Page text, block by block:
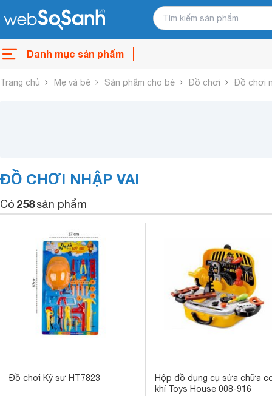
Danh mục sản phẩm
Trang chủ Mẹ và bé Sản phẩm cho bé Đồ chơi Đồ chơi
ĐỒ CHƠI NHẬP VAI
Có 258sản phẩm
Đồ chơi Kỹ sư HT7823
Hộp đồ dụng cụ sửa chữa
khí Toys House 008-916